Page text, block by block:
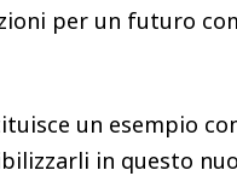
per un futuro
un esempio
in questo